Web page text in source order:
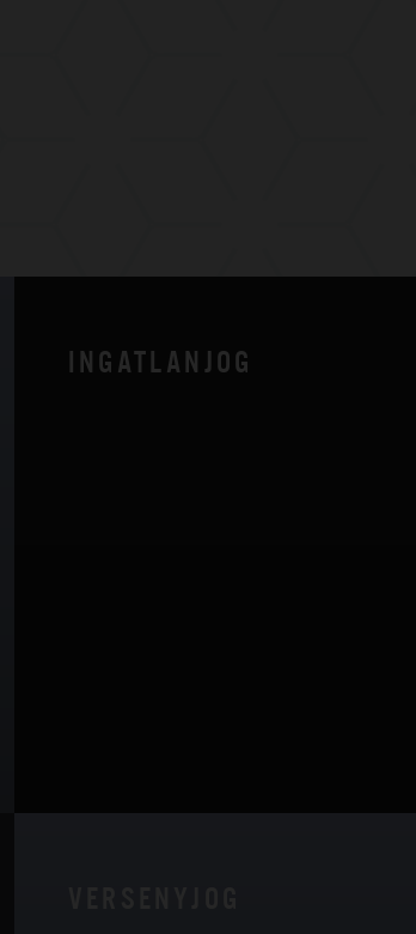
INGATLANJOG